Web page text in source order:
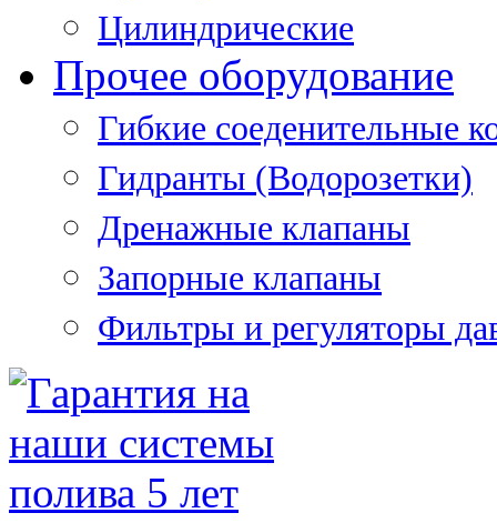
Цилиндрические
Прочее оборудование
Гибкие соеденительные
Гидранты (Водорозетки)
Дренажные клапаны
Запорные клапаны
Фильтры и регуляторы